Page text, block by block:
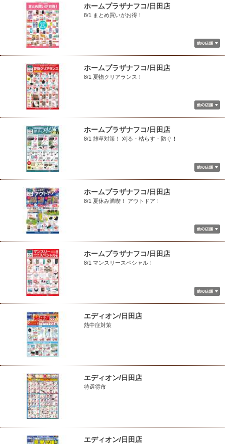
ホームプラザナフコ/日田店
8/1 まとめ買いがお得！
ホームプラザナフコ/日田店
8/1 夏物クリアランス！
ホームプラザナフコ/日田店
8/1 雑草対策！ 刈る・枯らす・防ぐ！
ホームプラザナフコ/日田店
8/1 夏休み満喫！ アウトドア！
ホームプラザナフコ/日田店
8/1 マンスリースペシャル！
エディオン/日田店
熱中症対策
エディオン/日田店
特選得市
エディオン/日田店